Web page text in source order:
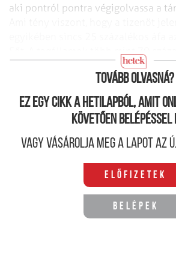
aki pontról pontra végigolvassa a
áfa-mentes ez a kategória.
Tovább olvasná?
Ez egy cikk a hetilapból, amit
követően belépéssel
Vagy vásárolja meg a lapot az
Előfizetek
Belépek